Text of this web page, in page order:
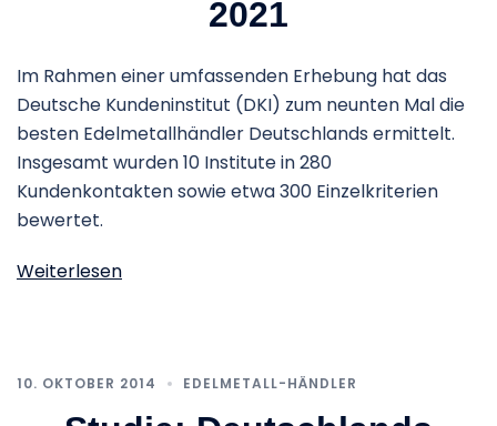
2021
Im Rahmen einer umfassenden Erhebung hat das
Deutsche Kundeninstitut (DKI) zum neunten Mal die
besten Edelmetallhändler Deutschlands ermittelt.
Insgesamt wurden 10 Institute in 280
Kundenkontakten sowie etwa 300 Einzelkriterien
bewertet.
Weiterlesen
10. OKTOBER 2014 EDELMETALL-HÄNDLER